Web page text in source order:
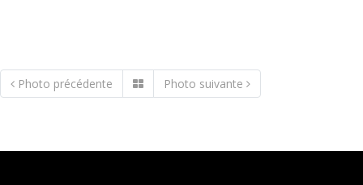
Photo précédente Photo suivante